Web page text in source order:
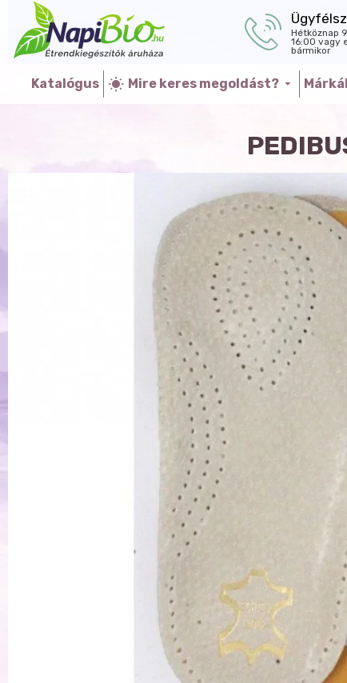
Hétköznap
16:00 vagy
bármikor
Katalógus Mire keres megoldást?